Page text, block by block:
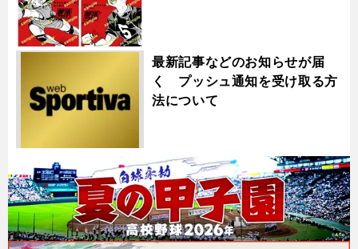
最新記事などのお知らせが届
く プッシュ通知を受け取る方
法について